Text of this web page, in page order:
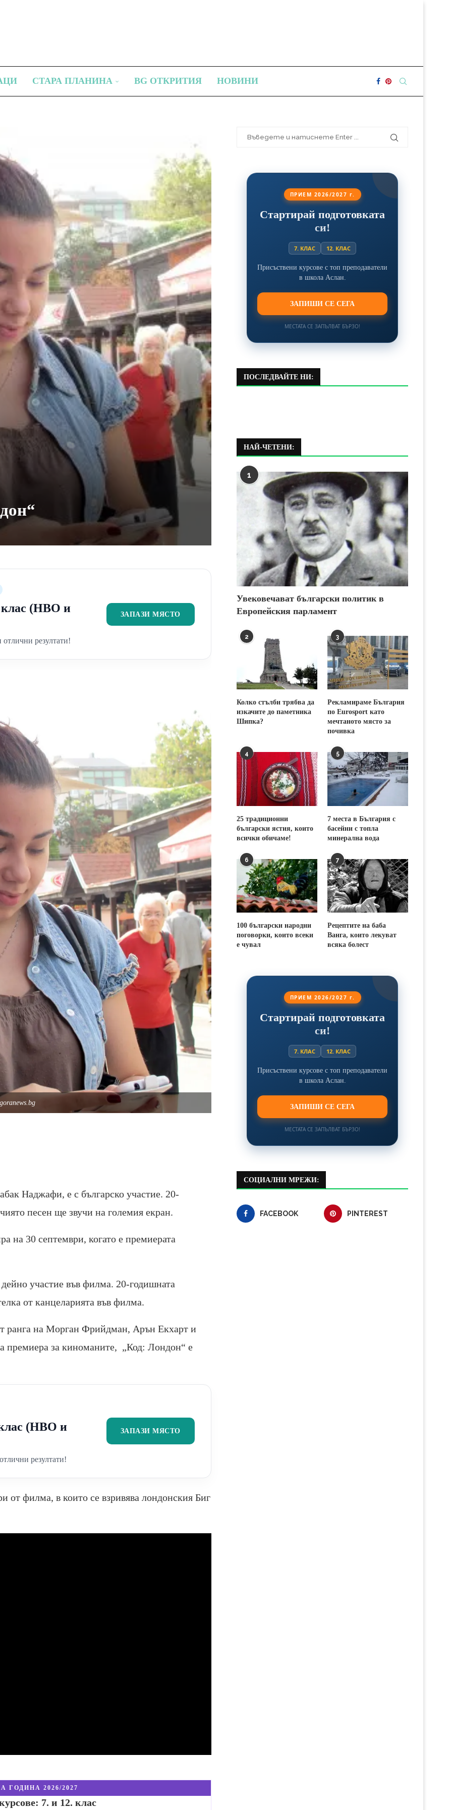
СТАРА ПЛАНИНА BG ОТКРИТИЯ НОВИНИ
клас (НВО и
резултати!
ЗАПАЗИ МЯСТО
Наджафи, е с българско участие. 20-
песен ще звучи на големия екран.
на 30 септември, когато е премиерата
участие във филма. 20-годишната
от канцеларията във филма.
ранга на Морган Фрийдман, Арън Екхарт и
премиера за киноманите, „Код: Лондон“ е
клас (НВО и
резултати!
ЗАПАЗИ МЯСТО
от филма, в които се взривява лондонския Биг
ГОДИНА 2026/2027
7. и 12. клас
ПРИЕМ 2026/2027 г.
Стартирай подготовката
си!
7. КЛАС 12. КЛАС
Присъствени курсове с топ преподаватели
в школа Аслан.
ЗАПИШИ СЕ СЕГА
МЕСТАТА СЕ ЗАПЪЛВАТ БЪРЗО!
ПОСЛЕДВАЙТЕ НИ:
НАЙ-ЧЕТЕНИ:
1
Увековечават български политик в
Европейския парламент
2
Колко стълби трябва да
изкачите до паметника
Шипка?
3
Рекламираме България
по Eurosport като
мечтаното място за
почивка
4
25 традиционни
български ястия, които
всички обичаме!
5
7 места в България с
басейни с топла
минерална вода
6
100 български народни
поговорки, които всеки
е чувал
7
Рецептите на баба
Ванга, които лекуват
всяка болест
ПРИЕМ 2026/2027 г.
Стартирай подготовката
си!
7. КЛАС 12. КЛАС
Присъствени курсове с топ преподаватели
в школа Аслан.
ЗАПИШИ СЕ СЕГА
МЕСТАТА СЕ ЗАПЪЛВАТ БЪРЗО!
СОЦИАЛНИ МРЕЖИ:
FACEBOOK PINTEREST